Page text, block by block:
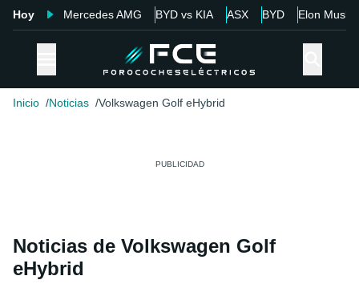
Hoy Mercedes AMG BYD vs KIA ASX BYD Elon Musk
Inicio Noticias Volkswagen Golf eHybrid
Noticias de Volkswagen Golf
eHybrid